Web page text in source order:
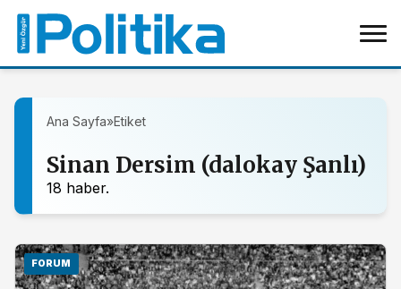
Ana Sayfa»Etiket
Sinan Dersim (dalokay Şanlı)
18 haber.
FORUM